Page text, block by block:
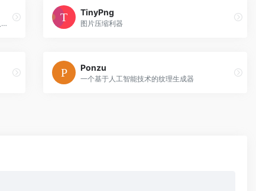
一个可以应用于Adobe旗下各款产品的底层人工智能工具（例如可以应用在Photoshop、Premiere、Illustrator 等软件中）
TinyPng
图片压缩利器
Ponzu
一个基于人工智能技术的纹理生成器